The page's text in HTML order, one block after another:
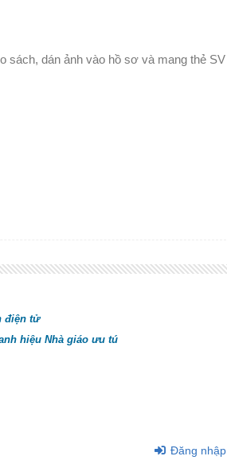
sách, dán ảnh vào hồ sơ và mang thẻ SV
điện tử
hiệu Nhà giáo ưu tú
Đăng nhập